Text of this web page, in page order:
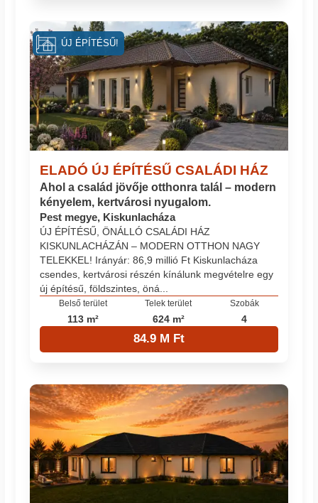
ELADÓ ÚJ ÉPÍTÉSŰ CSALÁDI HÁZ
Ahol a család jövője otthonra talál – modern
kényelem, kertvárosi nyugalom.
Pest megye, Kiskunlacháza
ÚJ ÉPÍTÉSŰ, ÖNÁLLÓ CSALÁDI HÁZ
KISKUNLACHÁZÁN – MODERN OTTHON NAGY
TELEKKEL! Irányár: 86,9 millió Ft Kiskunlacháza
csendes, kertvárosi részén kínálunk megvételre egy
új építésű, földszintes, öná...
Belső terület
113 m²
Telek terület
624 m²
Szobák
4
84.9 M Ft
ÚJ ÉPÍTÉSŰ!